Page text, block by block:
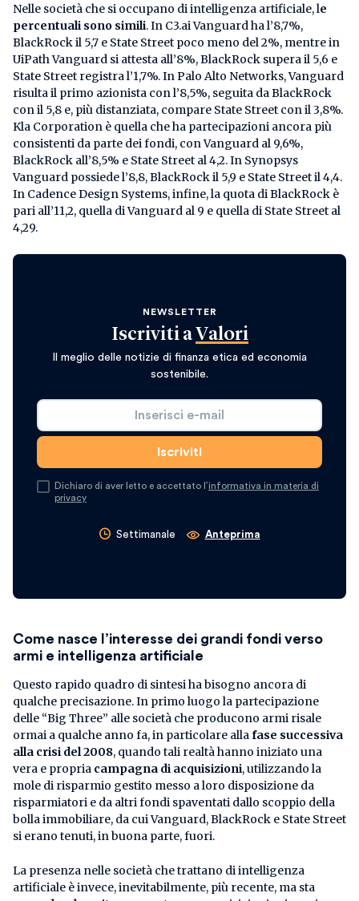
Nelle società che si occupano di intelligenza artificiale, le
percentuali sono simili. In C3.ai Vanguard ha l’8,7%,
BlackRock il 5,7 e State Street poco meno del 2%, mentre in
UiPath Vanguard si attesta all’8%, BlackRock supera il 5,6 e
State Street registra l’1,7%. In Palo Alto Networks, Vanguard
risulta il primo azionista con l’8,5%, seguita da BlackRock
con il 5,8 e, più distanziata, compare State Street con il 3,8%.
Kla Corporation è quella che ha partecipazioni ancora più
consistenti da parte dei fondi, con Vanguard al 9,6%,
BlackRock all’8,5% e State Street al 4,2. In Synopsys
Vanguard possiede l’8,8, BlackRock il 5,9 e State Street il 4,4.
In Cadence Design Systems, infine, la quota di BlackRock è
pari all’11,2, quella di Vanguard al 9 e quella di State Street al
4,29.
NEWSLETTER
Iscriviti a Valori
Il meglio delle notizie di finanza etica ed economia
sostenibile.
Dichiaro di aver letto e accettato l’informativa in materia di
privacy
Settimanale Anteprima
Come nasce l’interesse dei grandi fondi verso
armi e intelligenza artificiale
Questo rapido quadro di sintesi ha bisogno ancora di
qualche precisazione. In primo luogo la partecipazione
delle “Big Three” alle società che producono armi risale
ormai a qualche anno fa, in particolare allafase successiva
alla crisi del 2008, quando tali realtà hanno iniziato una
vera e propria campagna di acquisizioni, utilizzando la
mole di risparmio gestito messo a loro disposizione da
risparmiatori e da altri fondi spaventati dallo scoppio della
bolla immobiliare, da cui Vanguard, BlackRock e State Street
si erano tenuti, in buona parte, fuori.
La presenza nelle società che trattano di intelligenza
artificiale è invece, inevitabilmente, più recente, ma sta